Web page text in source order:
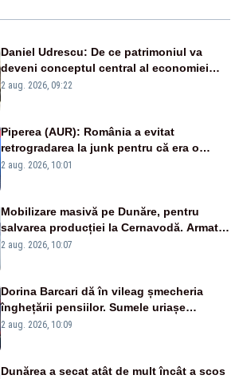
Daniel Udrescu: De ce patrimoniul va
deveni conceptul central al economiei
viitoare?
2 aug. 2026, 09:22
Piperea (AUR): România a evitat
retrogradarea la junk pentru că era o
catastrofă pentru bănci și fondurile de
2 aug. 2026, 10:01
Mobilizare masivă pe Dunăre, pentru
salvarea producției la Cernavodă. Armata
va detona o stâncă și va devia apa
2 aug. 2026, 10:07
Dorina Barcari dă în vileag șmecheria
înghețării pensiilor. Sumele uriașe
pierdute de fiecare român
2 aug. 2026, 10:09
Dunărea a secat atât de mult încât a scos